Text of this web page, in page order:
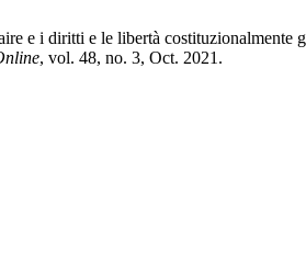
e i diritti e le libertà
, vol. 48, no. 3, Oct. 2021.